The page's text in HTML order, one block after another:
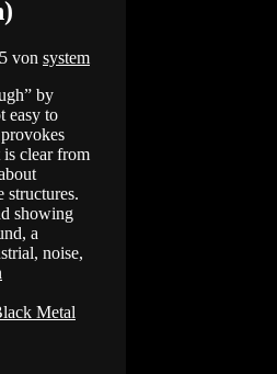
von system
by
easy to
is clear from
structures.
showing
a
noise,
Metal